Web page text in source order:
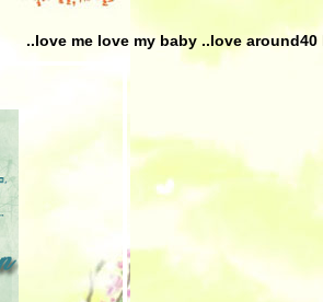
..love me love my baby ..love